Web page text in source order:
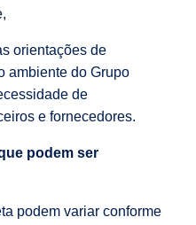
orientações de
ambiente do Grupo
de
e fornecedores.
podem ser
podem variar conforme